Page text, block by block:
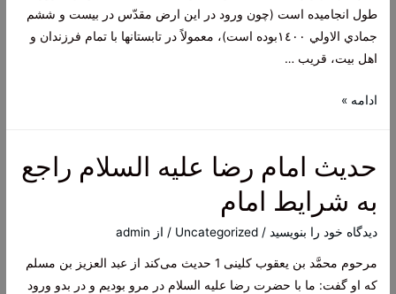
طول انجاميده است (چون ورود در اين ارض مقدّس در بيست و ششم
جمادي الاولي ١٤٠٠بوده است)، معمولاً در تابستانها با تمام فرزندان و
اهل بيت، قريب …
حكايتي
طهراني
به
ارادت
امام
ادامه »
حديث امام رضا علیه السلام راجع
به شرايط امام‌
دیدگاه‌ خود را بنویسید /
Uncategorized / از admin
مرحوم محمَّد بن يعقوب كلينى 1 حديث مى‌كند از عبد العزيز بن مسلم
كه او گفت: ما با حضرت رضا علیه السلام در مرو بوديم و در بدو ورود